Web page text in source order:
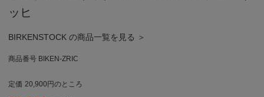
ッヒ
BIRKENSTOCK の商品一覧を見る ＞
商品番号 BIKEN-ZRIC
定価 20,900 のところ